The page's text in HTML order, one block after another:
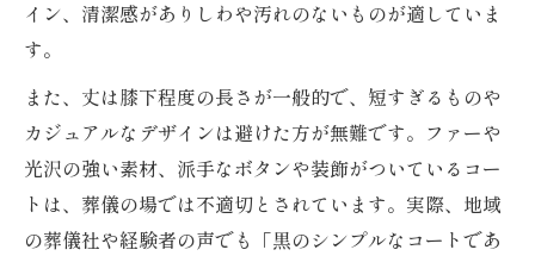
イン、清潔感がありしわや汚れのないものが適していま
す。
また、丈は膝下程度の長さが一般的で、短すぎるものや
カジュアルなデザインは避けた方が無難です。ファーや
光沢の強い素材、派手なボタンや装飾がついているコー
トは、葬儀の場では不適切とされています。実際、地域
の葬儀社や経験者の声でも「黒のシンプルなコートであ